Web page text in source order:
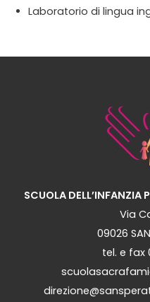
Laboratorio di lingua
SCUOLA DELL’INFANZIA
Via
09026 SAN
tel. e fax